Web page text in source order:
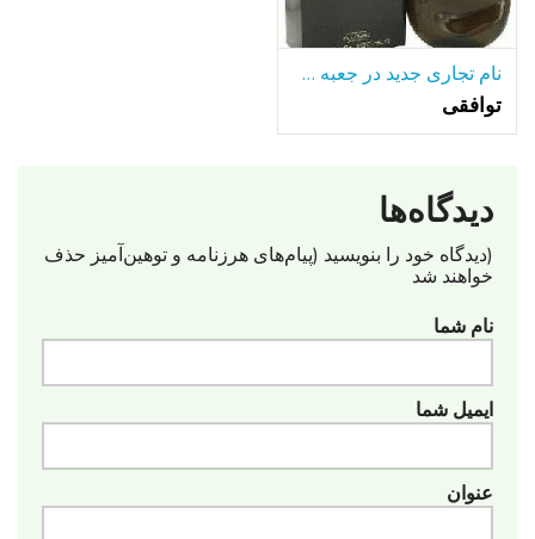
نام تجاری جدید در جعبه HALSTON Z-14 8OZ بطری
توافقی
دیدگاه‌ها
(دیدگاه خود را بنویسید (پیام‌های هرزنامه‌ و توهین‌آمیز حذف
خواهند شد
نام شما
ایمیل شما
عنوان